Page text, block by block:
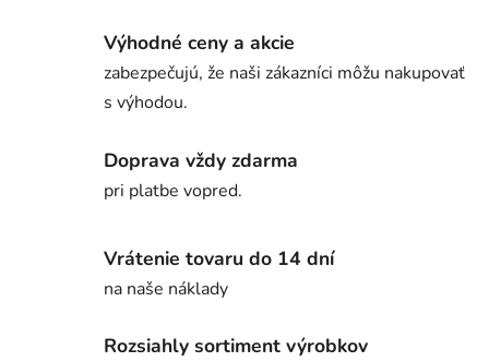
Výhodné ceny a akcie
zabezpečujú, že naši zákazníci môžu nakupovať
s výhodou.
Doprava vždy zdarma
pri platbe vopred.
Vrátenie tovaru do 14 dní
na naše náklady
Rozsiahly sortiment výrobkov